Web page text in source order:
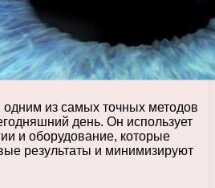
одним из самых точных методов
день. Он использует
и оборудование, которые
результаты и минимизируют